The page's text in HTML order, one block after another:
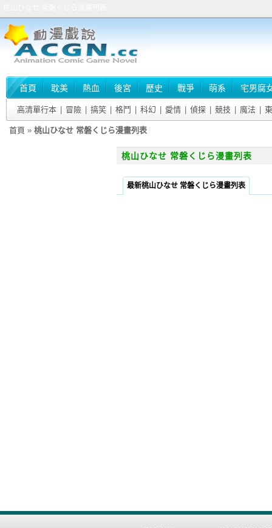
首頁 耽美 熱血 後宮 歷史 戰爭 萌系 宅男腐
高清單行本 冒險 搞笑 格鬥 科幻 愛情 偵探 競技 魔法
首頁 » 桃山ひなせ 常磐くじら漫畫列表
桃山ひなせ 常磐くじら漫畫列表
最新桃山ひなせ 常磐くじら漫畫列表